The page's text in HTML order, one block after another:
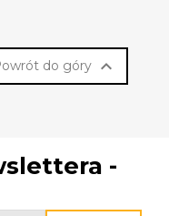
do góry 
-